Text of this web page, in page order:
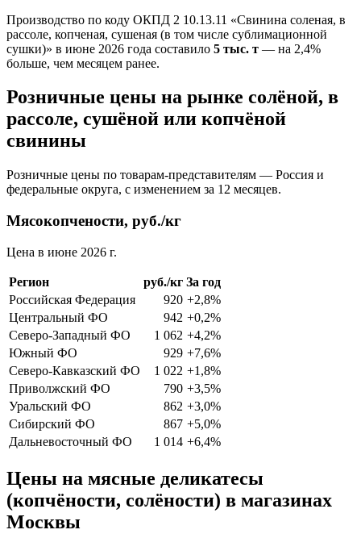
Производство по коду ОКПД 2 10.13.11 «Свинина соленая, в
рассоле, копченая, сушеная (в том числе сублимационной
сушки)» в июне 2026 года составило 5 тыс. т — на 2,4%
больше, чем месяцем ранее.
Розничные цены на рынке солёной, в
рассоле, сушёной или копчёной
свинины
Розничные цены по товарам-представителям — Россия и
федеральные округа, с изменением за 12 месяцев.
Мясокопчености, руб./кг
Цена в июне 2026 г.
Регион руб./кг За год
Российская Федерация
920 +2,8%
Центральный ФО
942 +0,2%
Северо-Западный ФО
1 062 +4,2%
Южный ФО
929 +7,6%
Северо-Кавказский ФО
1 022 +1,8%
Приволжский ФО
790 +3,5%
Уральский ФО
862 +3,0%
Сибирский ФО
867 +5,0%
Дальневосточный ФО
1 014 +6,4%
Цены на мясные деликатесы
(копчёности, солёности) в магазинах
Москвы